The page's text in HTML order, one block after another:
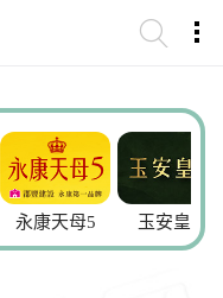
永康天母5 玉安皇院